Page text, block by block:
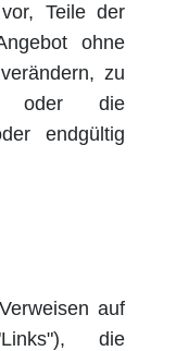
Teile der
ohne
zu
oder die
endgültig
auf
die